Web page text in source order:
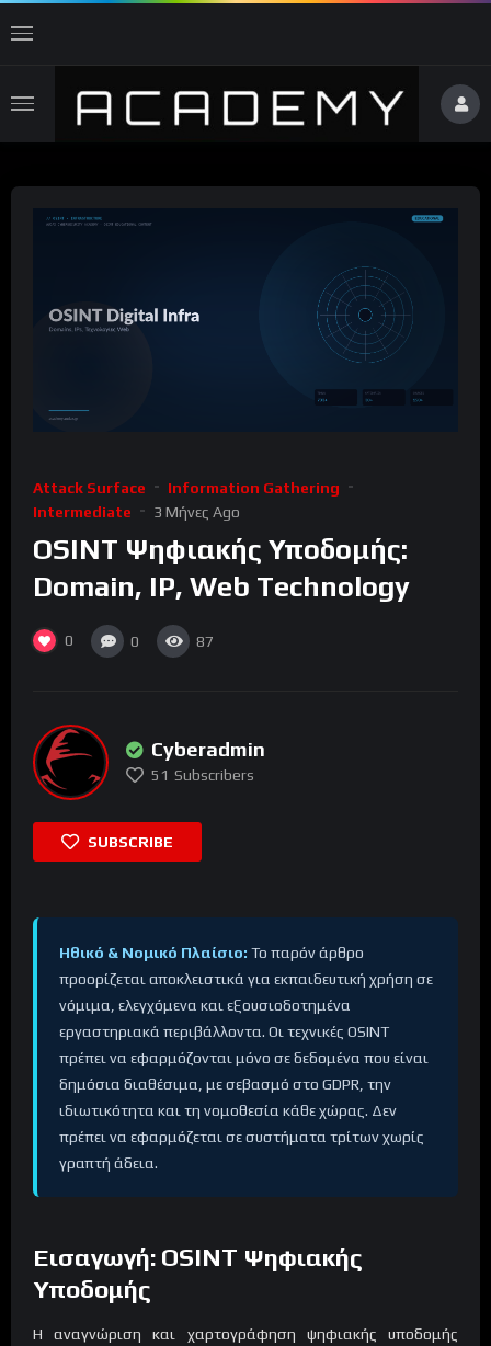
Attack Surface
Information Gathering
Intermediate
3 Μήνες Ago
OSINT Ψηφιακής Υποδομής:
Domain, IP, Web Technology
0 0 87
Cyberadmin
51 Subscribers
SUBSCRIBE
Ηθικό & Νομικό Πλαίσιο: Το παρόν άρθρο
προορίζεται αποκλειστικά για εκπαιδευτική χρήση σε
νόμιμα, ελεγχόμενα και εξουσιοδοτημένα
εργαστηριακά περιβάλλοντα. Οι τεχνικές OSINT
πρέπει να εφαρμόζονται μόνο σε δεδομένα που είναι
δημόσια διαθέσιμα, με σεβασμό στο GDPR, την
ιδιωτικότητα και τη νομοθεσία κάθε χώρας. Δεν
πρέπει να εφαρμόζεται σε συστήματα τρίτων χωρίς
γραπτή άδεια.
Εισαγωγή: OSINT Ψηφιακής
Υποδομής
Η αναγνώριση και χαρτογράφηση ψηφιακής υποδομής